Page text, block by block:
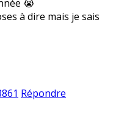
😭
à dire mais je sais
Répondre